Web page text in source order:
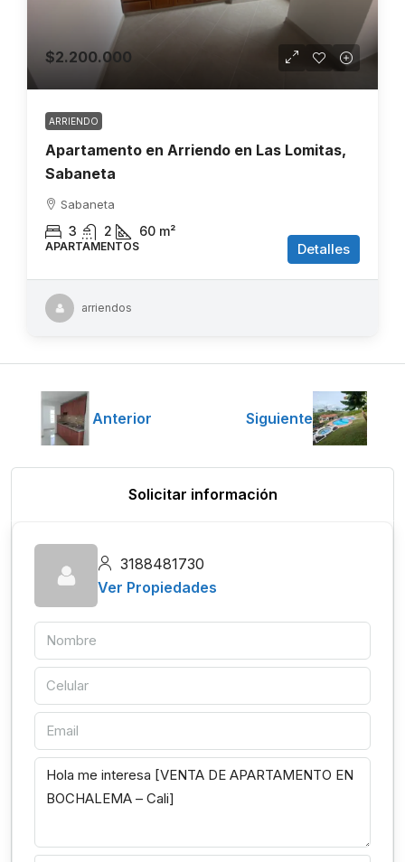
$2.200.000
ARRIENDO
Apartamento en Arriendo en Las Lomitas,
Sabaneta
Sabaneta
3 2 60 m²
APARTAMENTOS Detalles
arriendos
Anterior Siguiente
Solicitar información
3188481730
Ver Propiedades